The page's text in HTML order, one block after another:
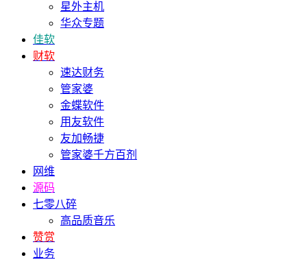
星外主机
华众专题
佳软
财软
速达财务
管家婆
金蝶软件
用友软件
友加畅捷
管家婆千方百剂
网维
源码
七零八碎
高品质音乐
赞赏
业务